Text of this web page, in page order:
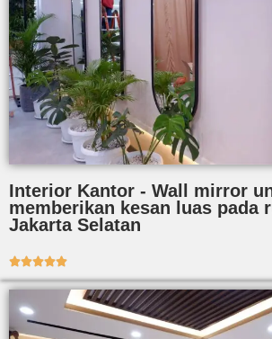
Interior Kantor - Wall mirror
memberikan kesan luas pada
Jakarta Selatan
